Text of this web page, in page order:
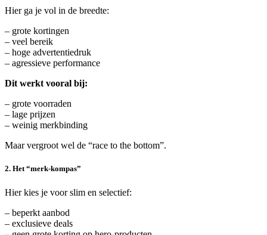
Hier ga je vol in de breedte:
– grote kortingen
– veel bereik
– hoge advertentiedruk
– agressieve performance
Dit werkt vooral bij:
– grote voorraden
– lage prijzen
– weinig merkbinding
Maar vergroot wel de “race to the bottom”.
2. Het “merk-kompas”
Hier kies je voor slim en selectief:
– beperkt aanbod
– exclusieve deals